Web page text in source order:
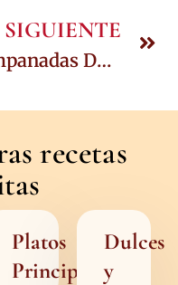
SIGUIENTE
Empanadas De Verde
recetas
Platos
Principales
Dulces
y